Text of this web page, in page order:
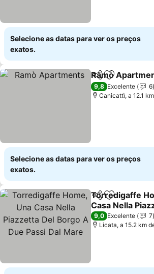
Selecione as datas para ver os preços
exatos.
PartilharAdicionar
Ramò
9,8 Excelente
6
Canicattì, a 12.1
Selecione as datas para ver os preços
exatos.
PartilharAdicionar
Torredigaffe
Casa Nella
Borgo A Due
Mare
Ver preços
9,0 Excelente
7
Licata, a 15.2 km